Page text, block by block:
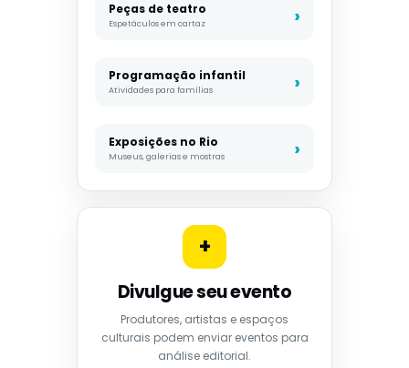
Peças de teatro
Espetáculos em cartaz
Programação infantil
Atividades para famílias
Exposições no Rio
Museus, galerias e mostras
+
Divulgue seu evento
Produtores, artistas e espaços
culturais podem enviar eventos para
análise editorial.